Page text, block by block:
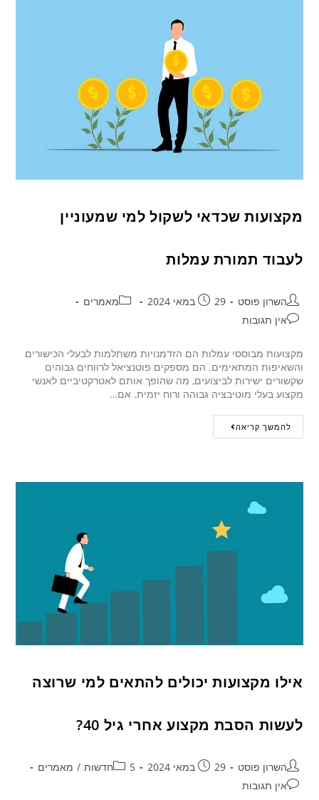
מקצועות שכדאי לשקול למי שמעוניין
לעבוד תמורת עמלות
השרון פוסט 29 במאי 2024
מאמרים
אין תגובות
מקצועות מבוססי עמלות הם הזדמנויות משתלמות לבעלי הכישורים
והשאיפות המתאימים. הם מספקים פוטנציאל לרווחים גבוהים
שקשורים ישירות לביצועים‚ מה שהופך אותם לאטרקטיביים לאנשי
מקצוע בעלי מוטיבציה גבוהה ורוח יזמית. אם…
להמשך קריאה
אילו מקצועות יכולים להתאים למי שרוצה
לעשות הסבת מקצוע אחרי גיל 40?
השרון פוסט 29 במאי 2024 5חדשות / מאמרים
אין תגובות